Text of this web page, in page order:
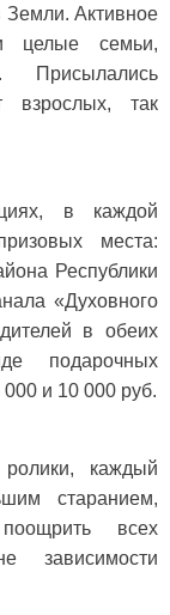
Земли. Активное
целые семьи,
Присылались
взрослых, так
в каждой
места:
Республики
«Духовного
в обеих
подарочных
и 10 000 руб.
каждый
старанием,
всех
зависимости